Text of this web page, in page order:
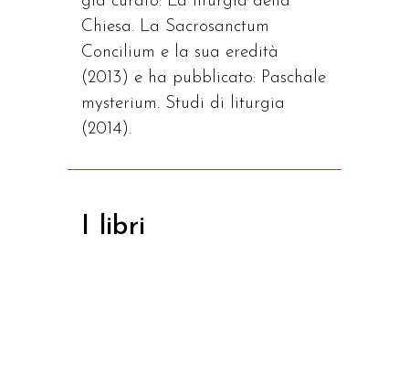
Chiesa. La Sacrosanctum
Concilium e la sua eredità
(2013) e ha pubblicato: Paschale
mysterium. Studi di liturgia
(2014).
I libri